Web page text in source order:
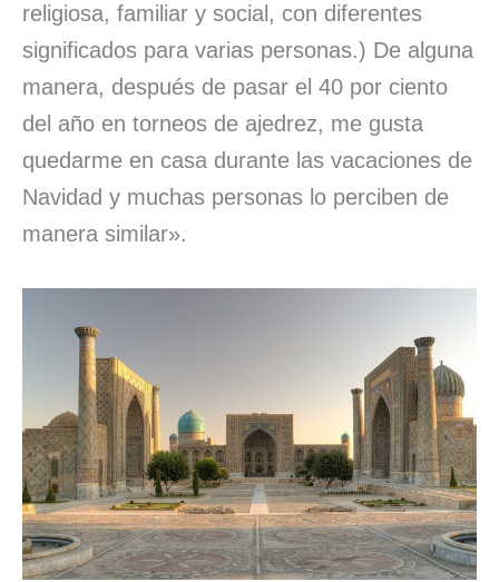
religiosa, familiar y social, con diferentes
significados para varias personas.) De alguna
manera, después de pasar el 40 por ciento
del año en torneos de ajedrez, me gusta
quedarme en casa durante las vacaciones de
Navidad y muchas personas lo perciben de
manera similar».